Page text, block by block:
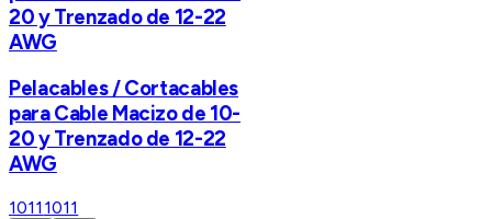
20 y Trenzado de 12-22
AWG
Pelacables / Cortacables
para Cable Macizo de 10-
20 y Trenzado de 12-22
AWG
1011 1011